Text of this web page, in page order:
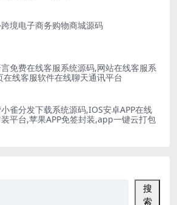
境电子商务购物商城源码
免费在线客服系统源码,网站在线客服系
在线客服软件在线聊天通讯平台
雀分发下载系统源码,IOS安卓APP在线
平台,苹果APP免签封装,app一键云打包
搜
索